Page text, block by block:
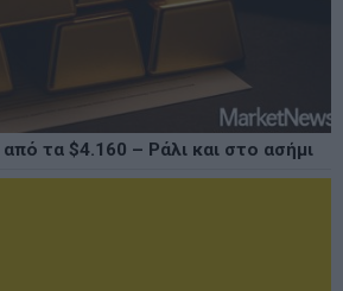
τα $4.160 – Ράλι και στο ασήμι